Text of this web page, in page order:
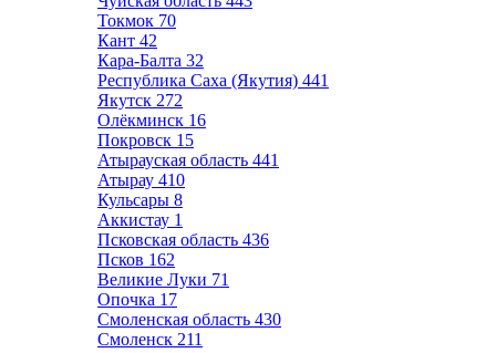
Токмок 70
Кант 42
Кара-Балта 32
Республика Саха (Якутия) 441
Якутск 272
Олёкминск 16
Покровск 15
Атырауская область 441
Атырау 410
Кульсары 8
Аккистау 1
Псковская область 436
Псков 162
Великие Луки 71
Опочка 17
Смоленская область 430
Смоленск 211